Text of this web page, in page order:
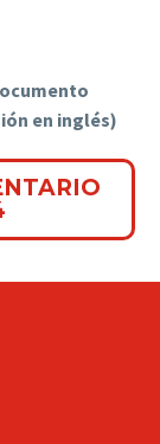
en inglés)